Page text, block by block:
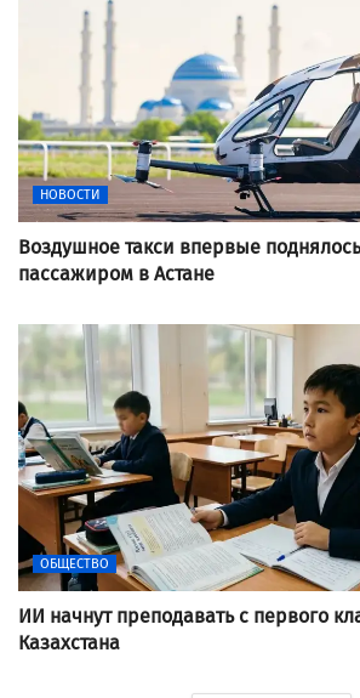
НОВОСТИ
Воздушное такси впервые
пассажиром в Астане
ОБЩЕСТВО
ИИ начнут преподавать с первого
Казахстана